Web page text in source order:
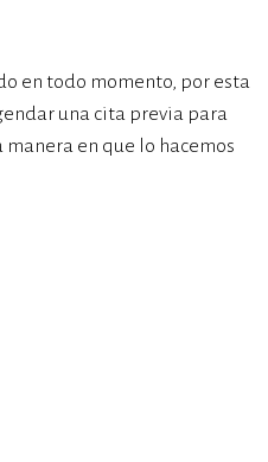
en todo momento, por esta
una cita previa para
en que lo hacemos